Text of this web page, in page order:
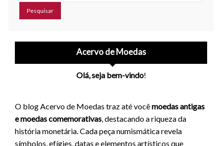
Acervo de Moedas
Olá, seja bem-vindo!
O blog Acervo de Moedas traz até vocêmoedas antigas
e moedas comemorativas , destacando a riqueza da
história monetária. Cada peça numismática revela
símbolos, efígies, datas e elementos artísticos que